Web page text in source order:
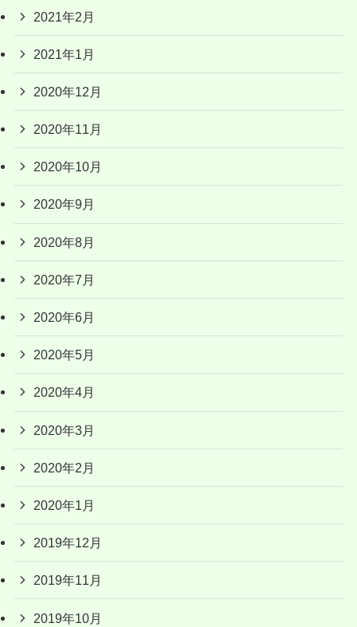
2021年2月
2021年1月
2020年12月
2020年11月
2020年10月
2020年9月
2020年8月
2020年7月
2020年6月
2020年5月
2020年4月
2020年3月
2020年2月
2020年1月
2019年12月
2019年11月
2019年10月